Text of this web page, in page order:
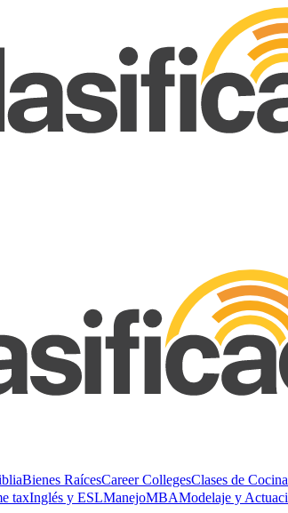
Bienes RaícesCareer CollegesClases de Cocina
taxInglés y ESLManejoMBAModelaje y